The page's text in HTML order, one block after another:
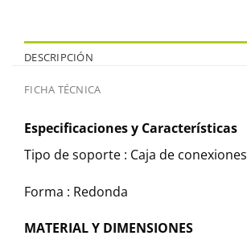
DESCRIPCIÓN
FICHA TÉCNICA
Especificaciones y Características
Tipo de soporte : Caja de conexiones
Forma : Redonda
MATERIAL Y DIMENSIONES